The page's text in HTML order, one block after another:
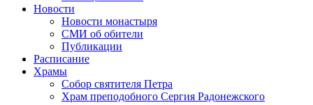
Новости
Новости монастыря
СМИ об обители
Публикации
Расписание
Храмы
Собор святителя Петра
Храм преподобного Сергия Радонежского